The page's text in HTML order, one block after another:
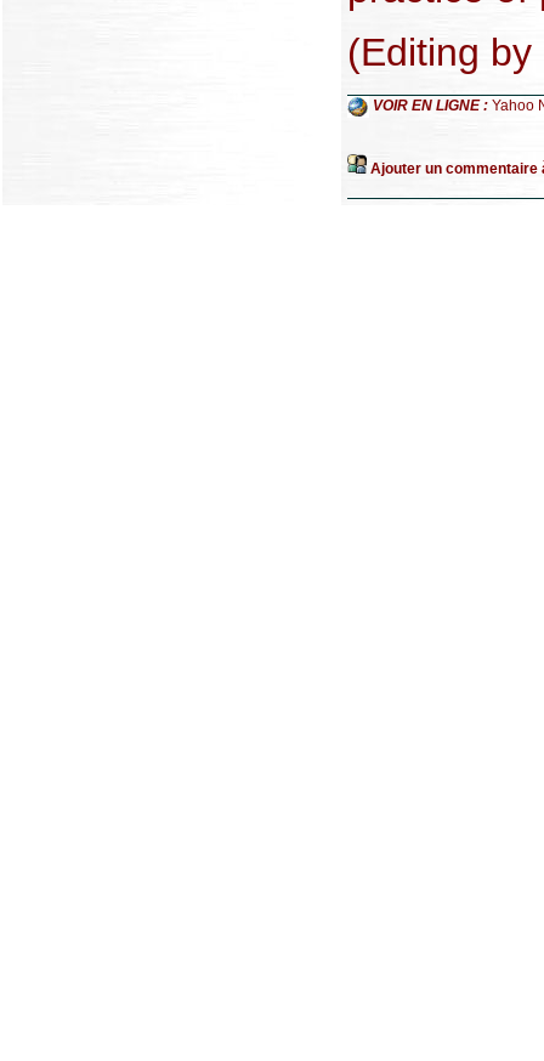
(Editing
VOIR EN LIGNE : Yahoo
Ajouter un commentaire